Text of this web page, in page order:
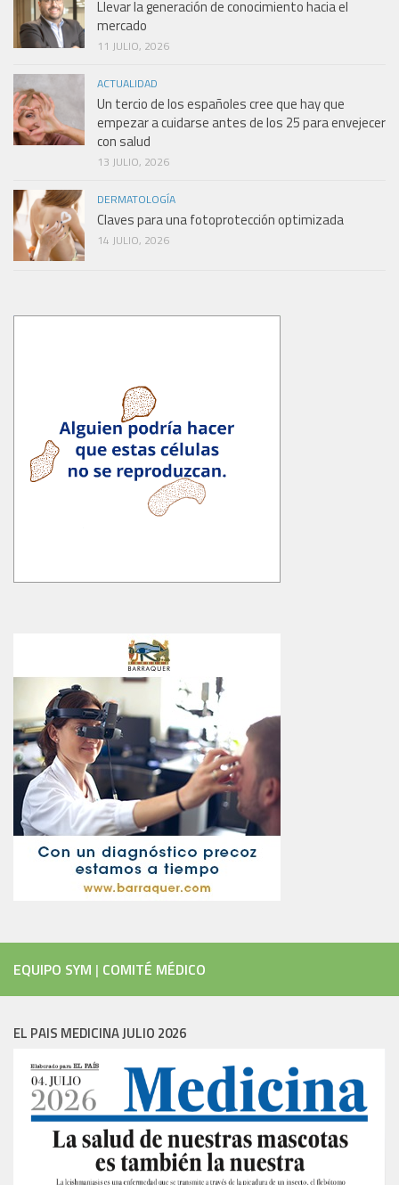
Llevar la generación de conocimiento hacia el
mercado
11 JULIO, 2026
ACTUALIDAD
Un tercio de los españoles cree que hay que
empezar a cuidarse antes de los 25 para envejecer
con salud
13 JULIO, 2026
DERMATOLOGÍA
Claves para una fotoprotección optimizada
14 JULIO, 2026
EQUIPO SYM | COMITÉ MÉDICO
EL PAIS MEDICINA JULIO 2026